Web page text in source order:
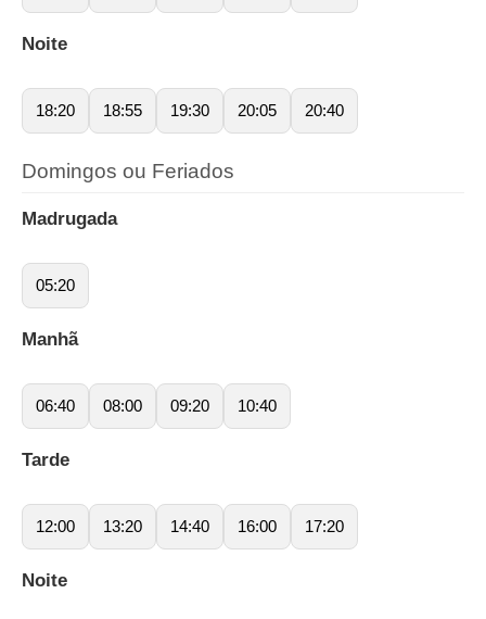
Noite
18:20 18:55 19:30 20:05 20:40
Domingos ou Feriados
Madrugada
05:20
Manhã
06:40 08:00 09:20 10:40
Tarde
12:00 13:20 14:40 16:00 17:20
Noite